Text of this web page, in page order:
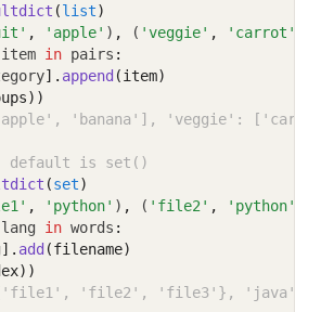
(list)
, 'apple' ) , ( 'veggie' , 'carrot'
item in pairs :
]. append (item)
'banana'], 'veggie':
default is set()
(set)
, 'python' ) , ( 'file2' , 'python'
lang in words :
]. add (filename)
{'file1', 'file2', 'file3'}, 'java':